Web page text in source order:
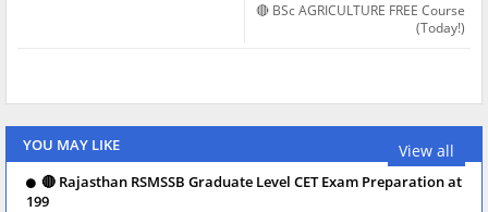
🔴 BSc AGRICULTURE FREE Course
(Today!)
YOU MAY LIKE View all
🔴 Rajasthan RSMSSB Graduate Level CET Exam Preparation at
199